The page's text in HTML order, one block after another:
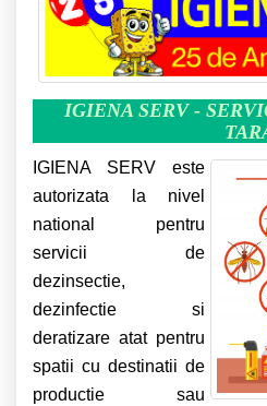
IGIENA SERV -
IGIENA SERV este
autorizata la nivel
national pentru
servicii de
dezinsectie,
dezinfectie si
deratizare atat pentru
spatii cu destinatii de
productie sau